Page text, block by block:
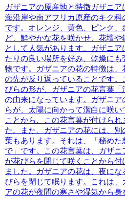
ガザニアの原産地と特徴ガザニア
海沿岸や南アフリカ原産のキク科
です。オレンジ、黄色、ピンク、
ど、鮮やかな花を咲かせ、花壇や
として人気があります。ガザニア
たりの良い場所を好み、乾燥にも
物です。ガザニアの花の特徴は、
の先が反り返っていることです。
びらの形が、
ガザニアの花言葉「
の由来になっています。ガザニア
らが、太陽に向かって潔白に咲い
ことから、この花言葉が付けられ
た。また、ガザニアの花には、別
葉もあります。それは、「秘めた
で」です。この花言葉は、ガザニ
が花びらを閉じて咲くことから付
ました。ガザニアの花は、夜にな
びらを閉じて眠ります。これは、
アの花が夜間の寒さや湿気から身